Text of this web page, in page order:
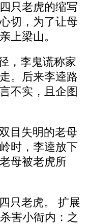
只老虎的缩写
切，为了让母
上梁山。
，李鬼谎称家
。后来李逵路
不实，且企图
目失明的老母
时，李逵放下
母被老虎所
只老虎。 扩展
害小衙内：之